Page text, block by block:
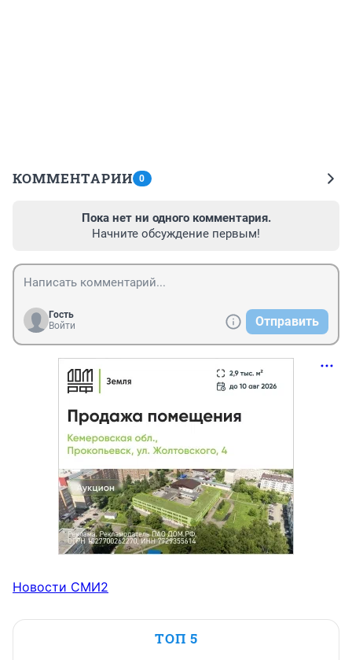
КОММЕНТАРИИ 0
Пока нет ни одного комментария.
Начните обсуждение первым!
Гость
Войти
Отправить
Новости СМИ2
ТОП 5